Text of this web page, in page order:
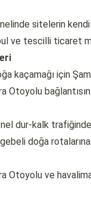
sitelerin
ve tescilli ticaret
kaçamağı için
Otoyolu
dur-kalk trafiğinde
doğa
Otoyolu ve